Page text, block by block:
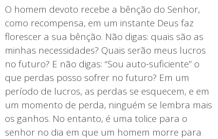
O homem devoto recebe a bênção do Senhor,
como recompensa, em um instante Deus faz
florescer a sua bênção. Não digas: quais são as
minhas necessidades? Quais serão meus lucros
no futuro? E não digas: “Sou auto-suficiente” o
que perdas posso sofrer no futuro? Em um
período de lucros, as perdas se esquecem, e em
um momento de perda, ninguém se lembra mais
os ganhos. No entanto, é uma tolice para o
senhor no dia em que um homem morre para